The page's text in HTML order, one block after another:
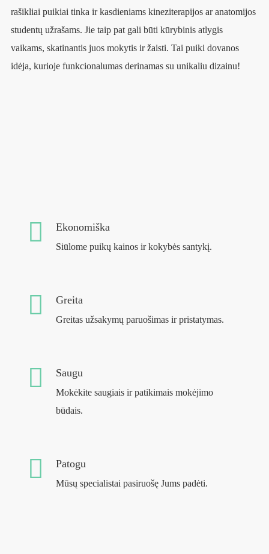
rašikliai puikiai tinka ir kasdieniams kineziterapijos ar anatomijos
studentų užrašams. Jie taip pat gali būti kūrybinis atlygis
vaikams, skatinantis juos mokytis ir žaisti. Tai puiki dovanos
idėja, kurioje funkcionalumas derinamas su unikaliu dizainu!
Ekonomiška
Siūlome puikų kainos ir kokybės santykį.
Greita
Greitas užsakymų paruošimas ir pristatymas.
Saugu
Mokėkite saugiais ir patikimais mokėjimo
būdais.
Patogu
Mūsų specialistai pasiruošę Jums padėti.